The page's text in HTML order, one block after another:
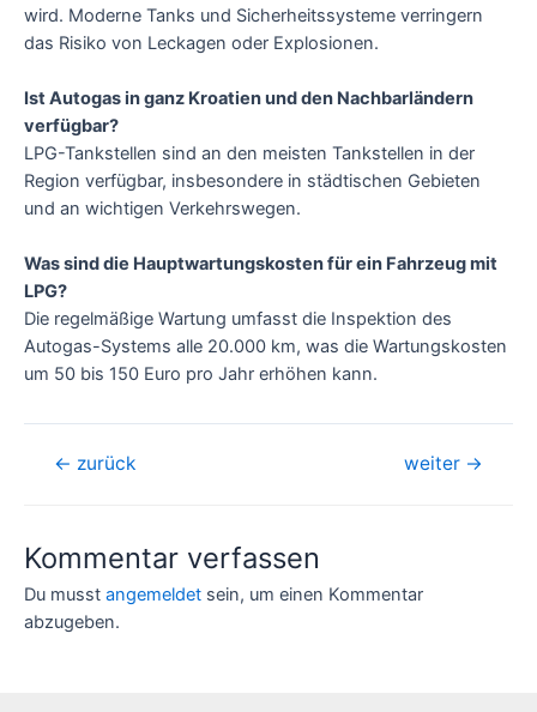
wird. Moderne Tanks und Sicherheitssysteme verringern
das Risiko von Leckagen oder Explosionen.
Ist Autogas in ganz Kroatien und den Nachbarländern
verfügbar?
LPG-Tankstellen sind an den meisten Tankstellen in der
Region verfügbar, insbesondere in städtischen Gebieten
und an wichtigen Verkehrswegen.
Was sind die Hauptwartungskosten für ein Fahrzeug mit
LPG?
Die regelmäßige Wartung umfasst die Inspektion des
Autogas-Systems alle 20.000 km, was die Wartungskosten
um 50 bis 150 Euro pro Jahr erhöhen kann.
Beitragsnavigation
← zurück weiter →
Kommentar verfassen
Du musst angemeldet sein, um einen Kommentar
abzugeben.